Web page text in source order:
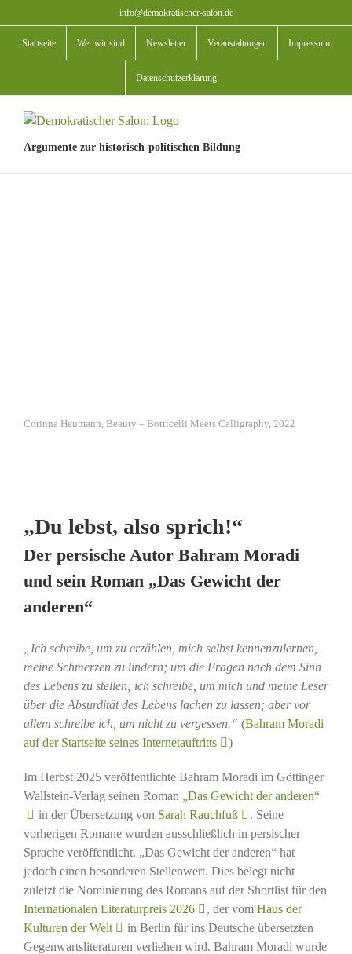
Inhalt
springen
info@demokratischer-salon.de
Startseite Wer wir sind Newsletter Veranstaltungen Impressum
Datenschutzerklärung
Argumente zur historisch-politischen Bildung
Corinna Heumann, Beauty – Botticelli Meets Calligraphy, 2022
„Du lebst, also sprich!“
Der persische Autor Bahram Moradi
und sein Roman „Das Gewicht der
anderen“
„Ich schreibe, um zu erzählen, mich selbst kennenzulernen,
meine Schmerzen zu lindern; um die Fragen nach dem Sinn
des Lebens zu stellen; ich schreibe, um mich und meine Leser
über die Absurdität des Lebens lachen zu lassen; aber vor
allem schreibe ich, um nicht zu vergessen.“ (Bahram Moradi
auf der Startseite seines Internetauftritts
)
Im Herbst 2025 veröffentlichte Bahram Moradi im Göttinger
Wallstein-Verlag seinen Roman „Das Gewicht der anderen“
in der Übersetzung von Sarah Rauchfuß
. Seine
vorherigen Romane wurden ausschließlich in persischer
Sprache veröffentlicht. „Das Gewicht der anderen“ hat
jedoch einen besonderen Stellenwert. Dies belegt nicht
zuletzt die Nominierung des Romans auf der Shortlist für den
Internationalen Literaturpreis 2026
, der vom Haus der
Kulturen der Welt
in Berlin für ins Deutsche übersetzten
Gegenwartsliteraturen verliehen wird. Bahram Moradi wurde